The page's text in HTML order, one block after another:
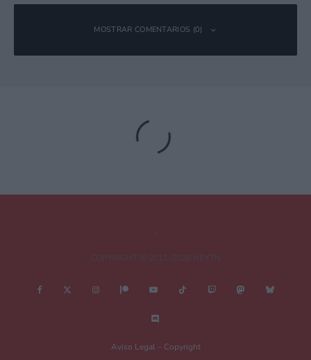
MOSTRAR COMENTARIOS (0)
Tu dirección de correo electrónico no será publicada.
obligatorios están marcados con*
Aviso Legal – Copyright